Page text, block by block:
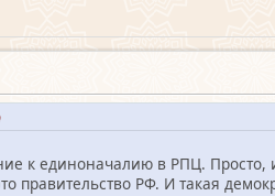
к единоначалию в РПЦ. Просто,
правительство РФ. И такая